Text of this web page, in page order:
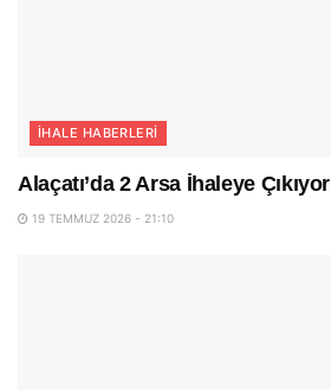
İHALE HABERLERI
Alaçatı’da 2 Arsa İhaleye Çıkıyor
19 TEMMUZ 2026 - 21:10